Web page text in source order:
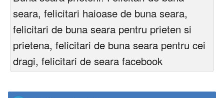
seara, felicitari haioase de buna seara,
felicitari de buna seara pentru prieten si
prietena, felicitari de buna seara pentru cei
dragi, felicitari de seara facebook